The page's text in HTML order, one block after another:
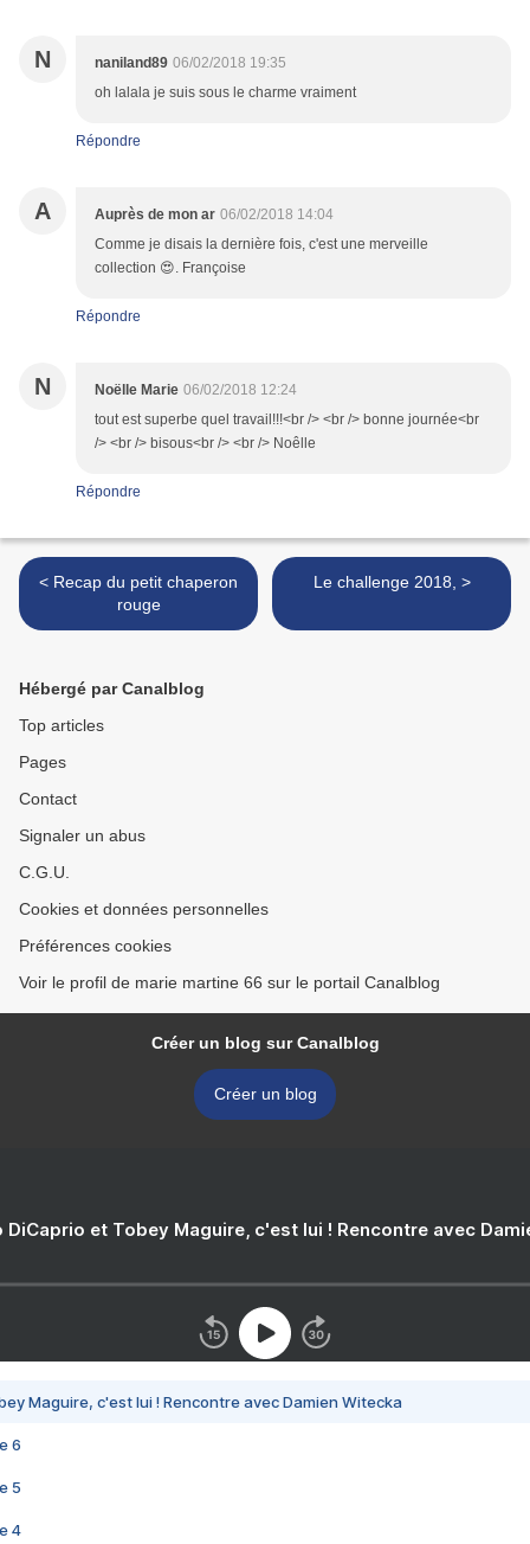
N naniland89 06/02/2018 19:35
oh lalala je suis sous le charme vraiment
Répondre
A Auprès de mon ar 06/02/2018 14:04
Comme je disais la dernière fois, c'est une merveille
collection 😍. Françoise
Répondre
N Noëlle Marie 06/02/2018 12:24
tout est superbe quel travail!!!<br /> <br /> bonne journée<br
/> <br /> bisous<br /> <br /> Noêlle
Répondre
< Recap du petit chaperon
rouge
Le challenge 2018, >
Hébergé par Canalblog
Top articles
Pages
Contact
Signaler un abus
C.G.U.
Cookies et données personnelles
Préférences cookies
Voir le profil de marie martine 66 sur le portail Canalblog
Créer un blog sur Canalblog
Créer un blog
DiCaprio et Tobey Maguire, c'est lui ! Rencontre avec
Maguire, c'est lui ! Rencontre avec Damien Witecka
6
5
4